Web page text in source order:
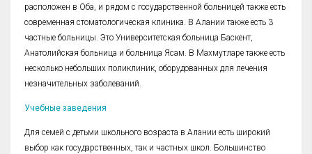
расположен в Оба, и рядом с государственной больницей также есть
современная стоматологическая клиника. В Алании также есть 3
частные больницы. Это Университетская больница Баскент,
Анатолийская больница и больница Ясам. В Махмутларе также есть
несколько небольших поликлиник, оборудованных для лечения
незначительных заболеваний.
Учебные заведения
Для семей с детьми школьного возраста в Алании есть широкий
выбор как государственных, так и частных школ. Большинство